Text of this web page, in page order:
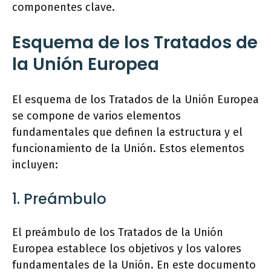
componentes clave.
Esquema de los Tratados de
la Unión Europea
El esquema de los Tratados de la Unión Europea
se compone de varios elementos
fundamentales que definen la estructura y el
funcionamiento de la Unión. Estos elementos
incluyen:
1. Preámbulo
El preámbulo de los Tratados de la Unión
Europea establece los objetivos y los valores
fundamentales de la Unión. En este documento